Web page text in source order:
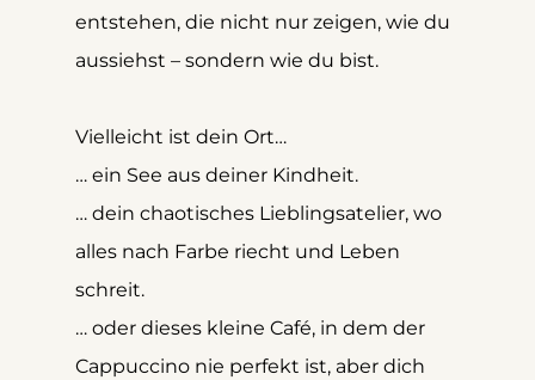
entstehen, die nicht nur zeigen, wie du
aussiehst – sondern wie du bist.
Vielleicht ist dein Ort…
… ein See aus deiner Kindheit.
… dein chaotisches Lieblingsatelier, wo
alles nach Farbe riecht und Leben
schreit.
… oder dieses kleine Café, in dem der
Cappuccino nie perfekt ist, aber dich